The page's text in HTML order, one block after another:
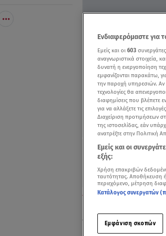
Οι δηλώσεις Κ. Μητσοτάκη
Δεν υπάρχει κανένα
Κυριάκος Μητσοτάκης
Ενδιαφερόμαστε για
Εμείς και οι 603
αναγνωριστικά στοιχεία,
δυνατή η ενεργοποίηση
εμφανίζονται παρακάτω,
την παροχή υπηρεσιών.
τεχνολογίες θα
διαφημίσεις που βλέπετε
για να αλλάξετε τις
Διαχείριση προτιμήσεων
της ιστοσελίδας, εάν
ανατρέξτε στην Πολιτική
Εμείς και οι
εξής:
Χρήση επακριβών
ταυτότητας. Αποθήκευση
περιεχόμενο, μέτρηση
Κατάλογος συνεργατών
Εμφάνιση σκοπών